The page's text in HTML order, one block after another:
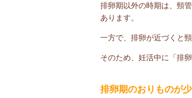
排卵期以外の時期は、頸
あります。
一方で、排卵が近づくと
そのため、妊活中に「排
排卵期のおりものが